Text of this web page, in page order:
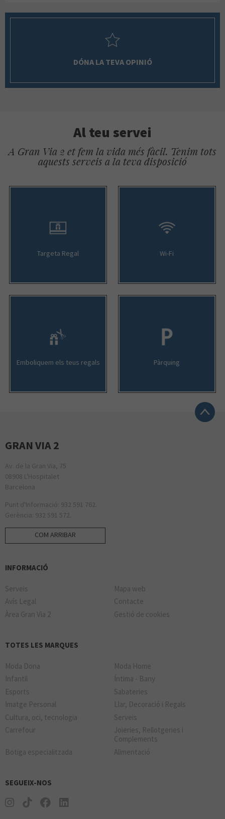
DÓNA LA TEVA OPINIÓ
Al teu servei
A Gran Via 2 et fem la vida més fàcil. Tenim tots
aquests serveis a la teva disposició
Targeta Regal Wi-Fi
Emboliquem els teus regals Pàrquing
GRAN VIA 2
Av. de la Gran Via, 75
08908 L'Hospitalet
Barcelona
Punt d'Informació: 932 591 762.
Gerència: 932 591 572.
COM ARRIBAR
INFORMACIÓ
Serveis
Mapa web
Avís Legal
Contacte
Àrea Gran Via 2
Gestió de cookies
TOTES LES MARQUES
Moda Dona
Moda Home
Infantil
Íntima - Bany
Esports
Sabateries
Imatge Personal
Llar, Decoració i Regals
Cultura, oci, tecnologia
Serveis
Carrefour
Joieries, Rellotgeries i
Complements
Botiga especialitzada
Alimentació
SEGUEIX-NOS